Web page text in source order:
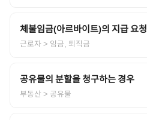
체불임금(아르바이트)의 지급 요청
근로자> 임금, 퇴직금
공유물의 분할을 청구하는 경우
부동산 > 공유물